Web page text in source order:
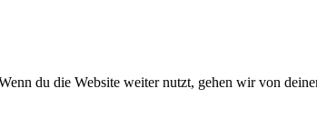
du die Website weiter nutzt, gehen wir von